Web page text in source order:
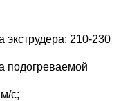
экструдера: 210-230
подогреваемой
с;